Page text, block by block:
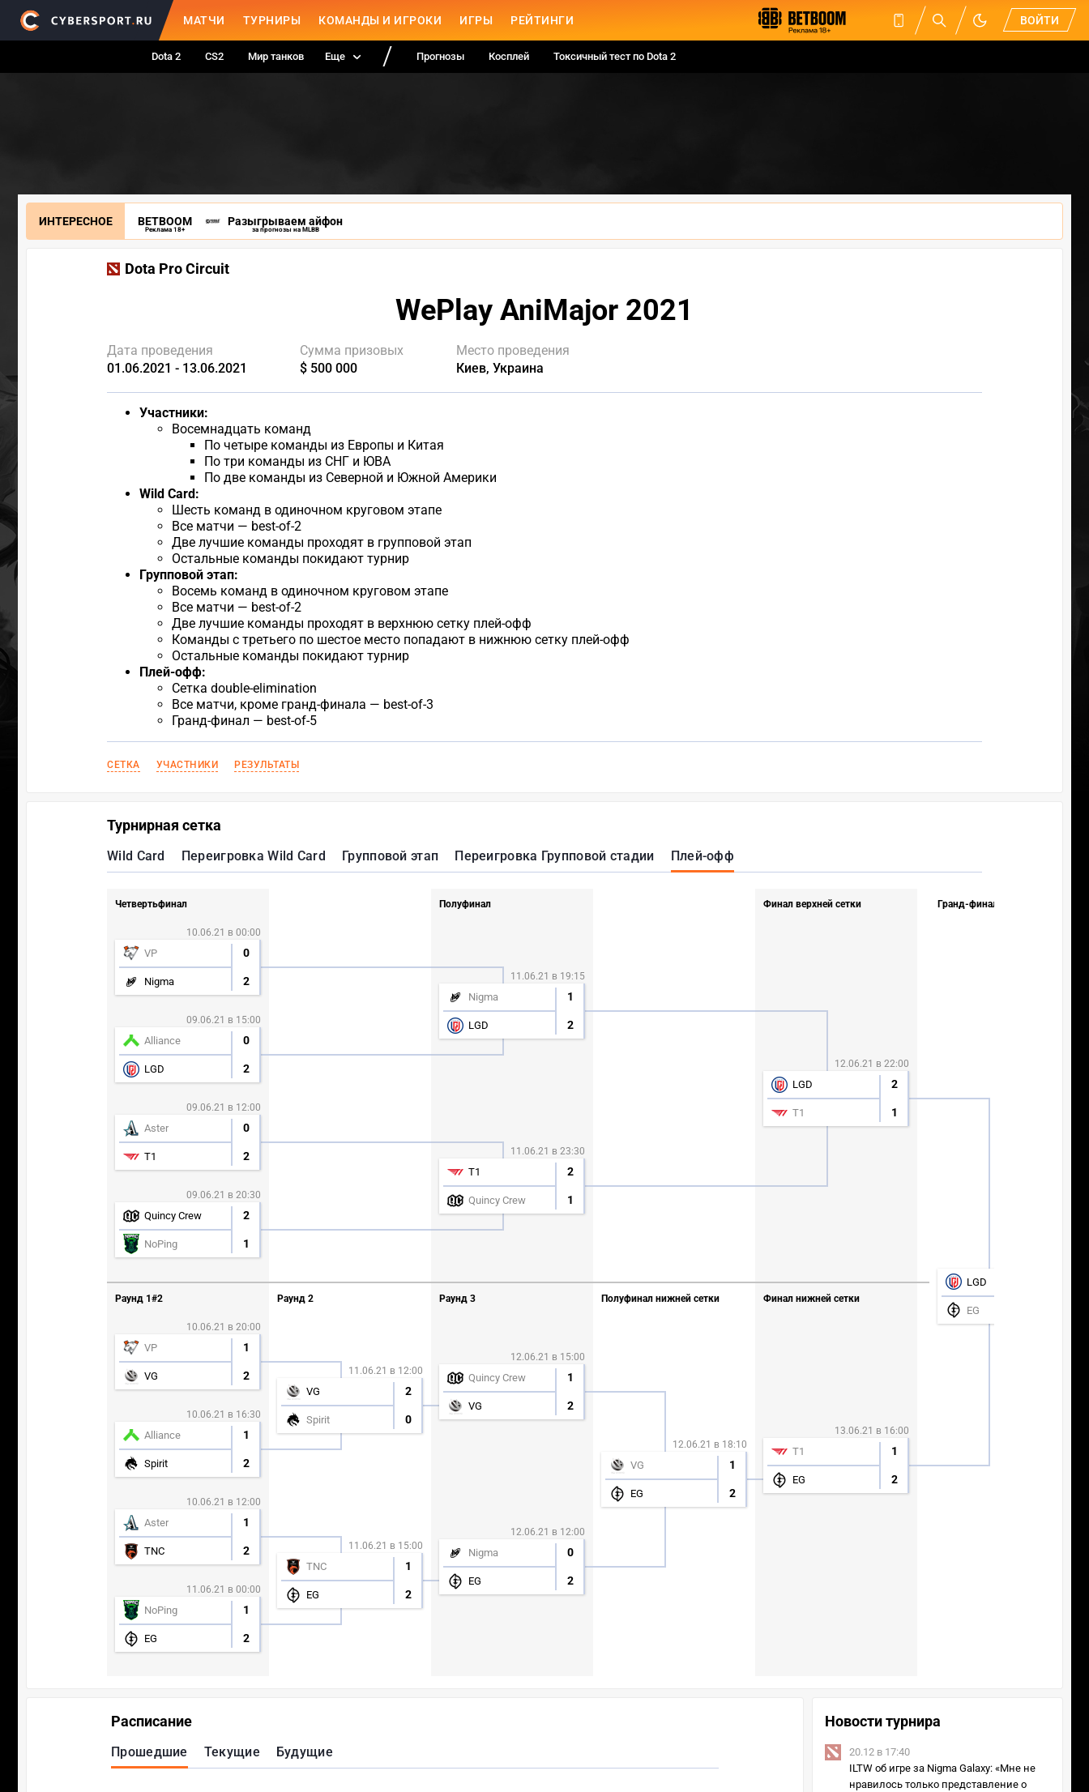
МАТЧИ ТУРНИРЫ КОМАНДЫ И ИГРОКИ ИГРЫ РЕЙТИНГИ ВОЙТИ
Dota 2 CS2 Мир танков Еще Прогнозы Косплей Токсичный тест по Dota 2
ИНТЕРЕСНОЕ BETBOOM
Реклама 18+
Разыгрываем айфон
за прогнозы на MLBB
Dota Pro Circuit
WePlay AniMajor 2021
Дата проведения
01.06.2021 - 13.06.2021
Сумма призовых
$ 500 000
Место проведения
Киев, Украина
Участники:
Восемнадцать команд
По четыре команды из Европы и Китая
По три команды из СНГ и ЮВА
По две команды из Северной и Южной Америки
Wild Card:
Шесть команд в одиночном круговом этапе
Все матчи — best-of-2
Две лучшие команды проходят в групповой этап
Остальные команды покидают турнир
Групповой этап:
Восемь команд в одиночном круговом этапе
Все матчи — best-of-2
Две лучшие команды проходят в верхнюю сетку плей-офф
Команды с третьего по шестое место попадают в нижнюю сетку плей-офф
Остальные команды покидают турнир
Плей-офф:
Сетка double-elimination
Все матчи, кроме гранд-финала — best-of-3
Гранд-финал — best-of-5
СЕТКА УЧАСТНИКИ РЕЗУЛЬТАТЫ
Турнирная сетка
Wild Card Переигровка Wild Card Групповой этап Переигровка Групповой стадии Плей-офф
Четвертьфинал
10.06.21 в 00:00
VP 0
Nigma 2
09.06.21 в 15:00
Alliance 0
LGD 2
09.06.21 в 12:00
Aster 0
T1 2
09.06.21 в 20:30
Quincy Crew 2
NoPing 1
Полуфинал
11.06.21 в 19:15
Nigma 1
LGD 2
11.06.21 в 23:30
T1 2
Quincy Crew 1
Финал верхней сетки
12.06.21 в 22:00
LGD 2
T1 1
Раунд 1#2
10.06.21 в 20:00
VP 1
VG 2
10.06.21 в 16:30
Alliance 1
Spirit 2
10.06.21 в 12:00
Aster 1
TNC 2
11.06.21 в 00:00
NoPing 1
EG 2
Раунд 2
11.06.21 в 12:00
VG 2
Spirit 0
11.06.21 в 15:00
TNC 1
EG 2
Раунд 3
12.06.21 в 15:00
Quincy Crew 1
VG 2
12.06.21 в 12:00
Nigma 0
EG 2
Полуфинал нижней сетки
12.06.21 в 18:10
VG 1
EG 2
Финал нижней сетки
13.06.21 в 16:00
T1 1
EG 2
Гранд-финал
LGD
EG
Расписание
Прошедшие Текущие Будущие
Новости турнира
20.12 в 17:40
ILTW об игре за Nigma Galaxy: «Мне не
нравилось только представление о